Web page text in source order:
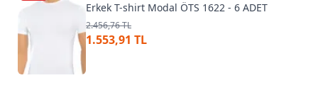
Erkek T-shirt Modal ÖTS 1622 - 6 ADET
2.456,76 TL
1.553,91 TL